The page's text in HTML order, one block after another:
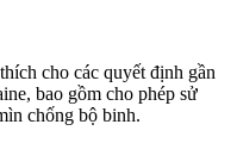
cho các quyết định gần
bao gồm cho phép sử
chống bộ binh.